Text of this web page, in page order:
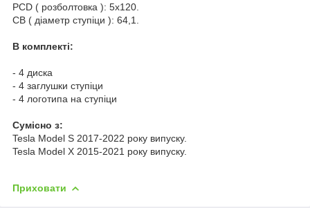
PCD ( розболтовка ): 5х120.
CB ( діаметр ступіци ): 64,1.
В комплекті:
- 4 диска
- 4 заглушки ступіци
- 4 логотипа на ступіци
Cумісно з:
Tesla Model S 2017-2022 року випуску.
Tesla Model X 2015-2021 року випуску.
Приховати